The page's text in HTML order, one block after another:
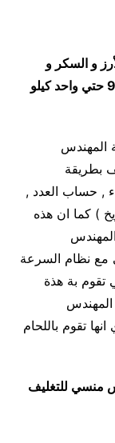
و السكر و
موديل 903 حتي واحد كيلو
ماركة المهندس
بطريقة
, حساب العدد ,
) كما ان هذه
المهندس
مع نظام السرعة
تقوم بة هذة
المهندس
تقوم باللحام
منسي للتغليف